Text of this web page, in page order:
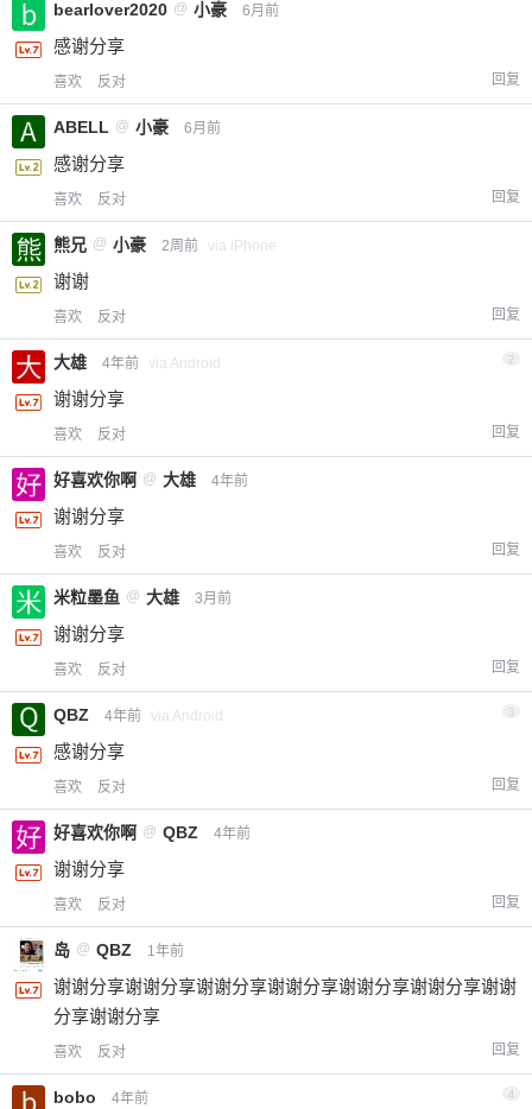
bearlover2020 @ 小豪 6月前
感谢分享
喜欢 反对 回复
ABELL @ 小豪 6月前
感谢分享
喜欢 反对 回复
熊兄 @ 小豪 2周前 via iPhone
谢谢
喜欢 反对 回复
大雄 4年前 via Android 2
谢谢分享
喜欢 反对 回复
好喜欢你啊 @ 大雄 4年前
谢谢分享
喜欢 反对 回复
米粒墨鱼 @ 大雄 3月前
谢谢分享
喜欢 反对 回复
QBZ 4年前 via Android 3
感谢分享
喜欢 反对 回复
好喜欢你啊 @ QBZ 4年前
谢谢分享
喜欢 反对 回复
岛 @ QBZ 1年前
谢谢分享谢谢分享谢谢分享谢谢分享谢谢分享谢谢分享谢谢
分享谢谢分享
喜欢 反对 回复
bobo 4年前 4